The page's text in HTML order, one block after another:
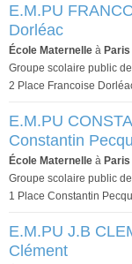
E.M.PU
Dorléac
École Maternelle à Paris
Groupe scolaire public
2 Place Francoise
E.M.PU
Constantin
École Maternelle à Paris
Groupe scolaire public
1 Place Constantin
E.M.PU J.B
Clément